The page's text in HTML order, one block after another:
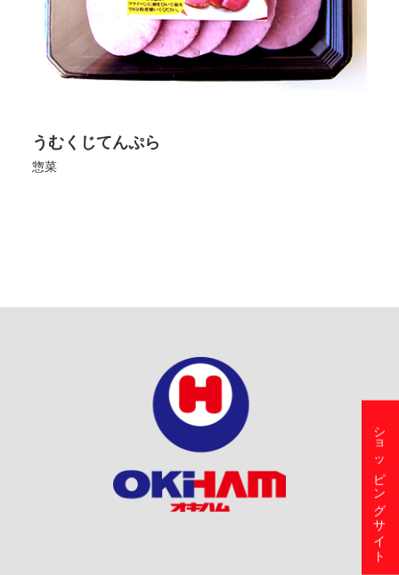
うむくじてんぷら
惣菜
ショッピングサイト